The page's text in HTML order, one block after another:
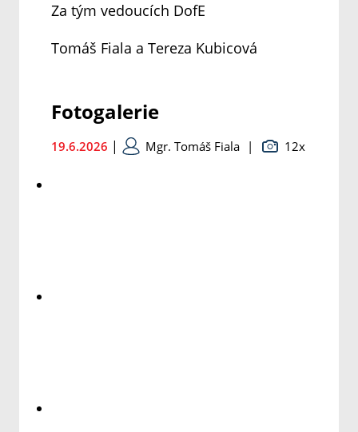
Za tým vedoucích DofE
Tomáš Fiala a Tereza Kubicová
Fotogalerie
19.6.2026 | Mgr. Tomáš Fiala | 12x